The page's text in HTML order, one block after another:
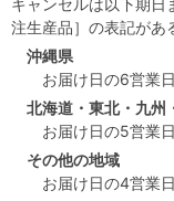
キャンセルは以下期日
注生産品］の表記があ
沖縄県
お届け日の6営業
北海道・東北・九州
お届け日の5営業
その他の地域
お届け日の4営業